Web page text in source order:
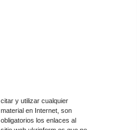
citar y utilizar cualquier
material en Internet, son
obligatorios los enlaces al